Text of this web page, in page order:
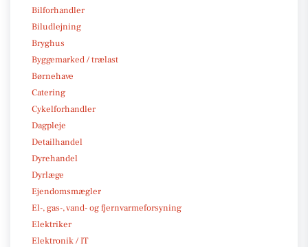
Bilforhandler
Biludlejning
Bryghus
Byggemarked / trælast
Børnehave
Catering
Cykelforhandler
Dagpleje
Detailhandel
Dyrehandel
Dyrlæge
Ejendomsmægler
El-, gas-, vand- og fjernvarmeforsyning
Elektriker
Elektronik / IT